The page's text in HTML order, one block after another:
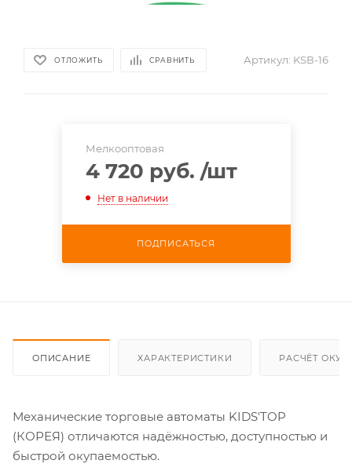
ОТЛОЖИТЬ СРАВНИТЬ Артикул: KSВ-16
Мелкооптовая
4 720 руб. /шт
Нет в наличии
ПОДПИСАТЬСЯ
ОПИСАНИЕ ХАРАКТЕРИСТИКИ РАСЧЁТ
Механические торговые автоматы KIDS'TOP
(КОРЕЯ) отличаются надёжностью, доступностью и
быстрой окупаемостью.